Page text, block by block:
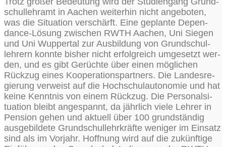
schul­lehr­amt in Aachen wei­ter­hin nicht ange­bo­ten,
was die Situa­ti­on ver­schärft. Eine geplan­te Depen­
dance-Lösung zwi­schen RWTH Aachen, Uni Sie­gen
und Uni Wup­per­tal zur Aus­bil­dung von Grund­schul­
leh­rern konn­te bis­her nicht erfolg­reich umge­setzt wer­
den, und es gibt Gerüch­te über einen mög­li­chen
Rück­zug eines Koope­ra­ti­ons­part­ners. Die Lan­des­re­
gie­rung ver­weist auf die Hoch­schul­au­to­no­mie und hat
kei­ne Kennt­nis von einem Rück­zug. Die Per­so­nal­si­
tua­ti­on bleibt ange­spannt, da jähr­lich vie­le Leh­rer in
Pen­si­on gehen und aktu­ell über 100 grund­stän­dig
aus­ge­bil­de­te Grund­schul­lehr­kräf­te weni­ger im Ein­satz
sind als im Vor­jahr. Hoff­nung wird auf die zukünf­ti­ge